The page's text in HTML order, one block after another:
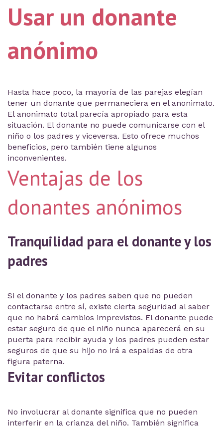
Usar un donante
anónimo
Hasta hace poco, la mayoría de las parejas elegían
tener un donante que permaneciera en el anonimato.
El anonimato total parecía apropiado para esta
situación. El donante no puede comunicarse con el
niño o los padres y viceversa. Esto ofrece muchos
beneficios, pero también tiene algunos
inconvenientes.
Ventajas de los
donantes anónimos
Tranquilidad para el donante y los
padres
Si el donante y los padres saben que no pueden
contactarse entre sí, existe cierta seguridad al saber
que no habrá cambios imprevistos. El donante puede
estar seguro de que el niño nunca aparecerá en su
puerta para recibir ayuda y los padres pueden estar
seguros de que su hijo no irá a espaldas de otra
figura paterna.
Evitar conflictos
No involucrar al donante significa que no pueden
interferir en la crianza del niño. También significa